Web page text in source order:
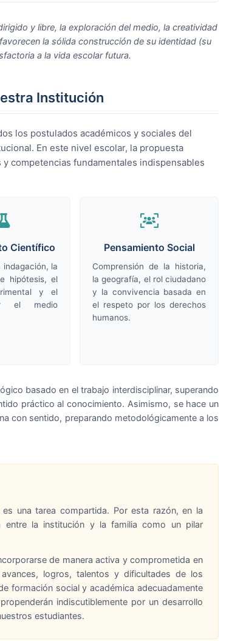
y libre, la exploración del medio, la creatividad
la sólida construcción de su identidad (su
a la vida escolar futura.
Institución
los postulados académicos y sociales del
En este nivel escolar, la propuesta
competencias fundamentales indispensables
Científico
indagación, la
hipótesis, el
y el
el medio
Pensamiento Social
Comprensión de la historia,
la geografía, el rol ciudadano
y la convivencia basada en
el respeto por los derechos
humanos.
basado en el trabajo interdisciplinar, superando
práctico al conocimiento. Asimismo, se hace un
con sentido, preparando metodológicamente a los
una tarea compartida. Por esta razón, en la
entre la institución y la familia como un pilar
de manera activa y comprometida en
logros, talentos y dificultades de los
formación social y académica adecuadamente
indiscutiblemente por un desarrollo
estudiantes.